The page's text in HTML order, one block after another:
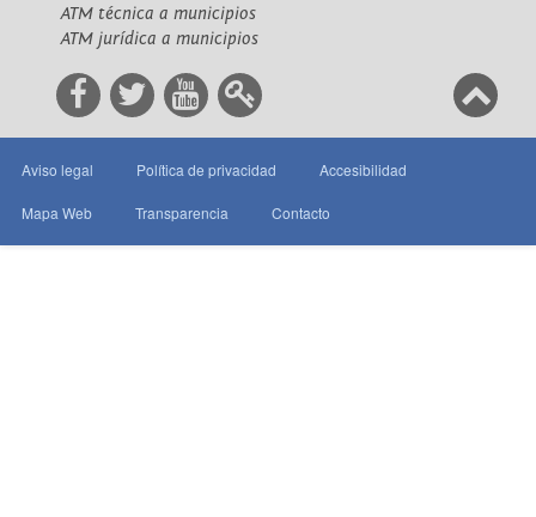
ATM técnica a municipios
ATM jurídica a municipios
Aviso legal Política de privacidad Accesibilidad
Mapa Web Transparencia Contacto